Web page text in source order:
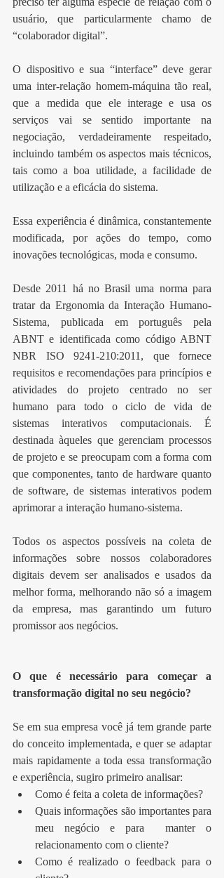
usuário, que particularmente chamo de
“colaborador digital”.
O dispositivo e sua “interface” deve gerar
uma inter-relação homem-máquina tão real,
que a medida que ele interage e usa os
serviços vai se sentido importante na
negociação, verdadeiramente respeitado,
incluindo também os aspectos mais técnicos,
tais como a boa utilidade, a facilidade de
utilização e a eficácia do sistema.
Essa experiência é dinâmica, constantemente
modificada, por ações do tempo, como
inovações tecnológicas, moda e consumo.
Desde 2011 há no Brasil uma norma para
tratar da Ergonomia da Interação Humano-
Sistema, publicada em português pela
ABNT e identificada como código ABNT
NBR ISO 9241-210:2011, que fornece
requisitos e recomendações para princípios e
atividades do projeto centrado no ser
humano para todo o ciclo de vida de
sistemas interativos computacionais. É
destinada àqueles que gerenciam processos
de projeto e se preocupam com a forma com
que componentes, tanto de hardware quanto
de software, de sistemas interativos podem
aprimorar a interação humano-sistema.
Todos os aspectos possíveis na coleta de
informações sobre nossos colaboradores
digitais devem ser analisados e usados da
melhor forma, melhorando não só a imagem
da empresa, mas garantindo um futuro
promissor aos negócios.
O que é necessário para começar a
transformação digital no seu negócio?
Se em sua empresa você já tem grande parte
do conceito implementada, e quer se adaptar
mais rapidamente a toda essa transformação
e experiência, sugiro primeiro analisar:
Como é feita a coleta de informações?
Quais informações são importantes para
meu negócio e para  manter o
relacionamento com o cliente?
Como é realizado o feedback para o